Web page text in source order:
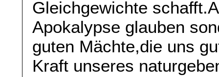
Gleichgewichte
Apokalypse glauben
guten Mächte,die uns
Kraft unseres